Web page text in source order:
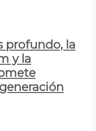
profundo, la
y la